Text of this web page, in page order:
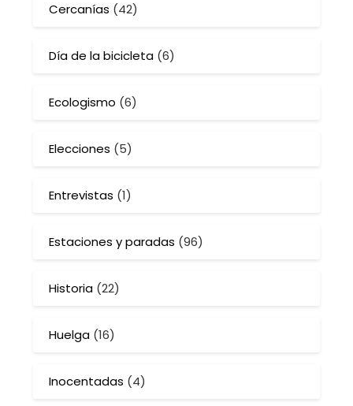
Cercanías (42)
Día de la bicicleta (6)
Ecologismo (6)
Elecciones (5)
Entrevistas (1)
Estaciones y paradas (96)
Historia (22)
Huelga (16)
Inocentadas (4)